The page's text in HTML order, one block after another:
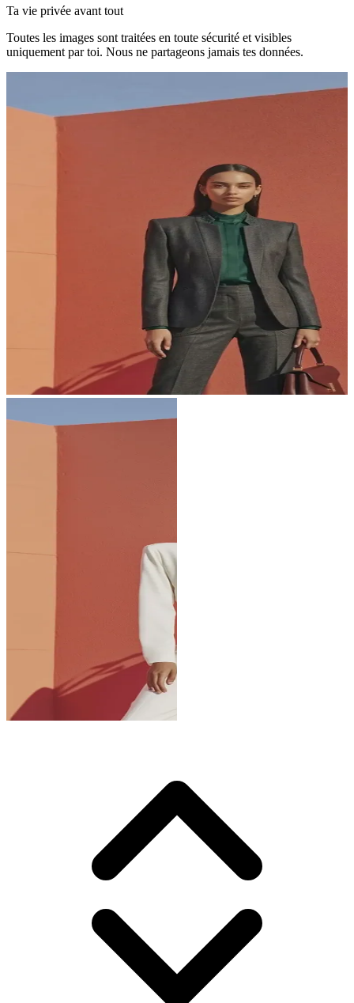
Ta vie privée avant tout
Toutes les images sont traitées en toute sécurité et visibles
uniquement par toi. Nous ne partageons jamais tes données.